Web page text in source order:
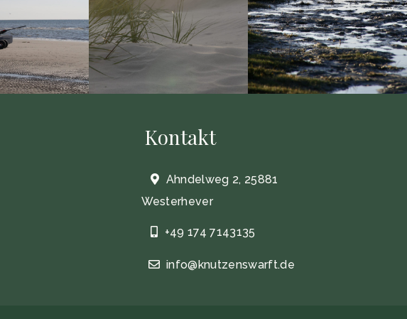
Kontakt
Ahndelweg 2, 25881
Westerhever
+49 174 7143135
info@knutzenswarft.de